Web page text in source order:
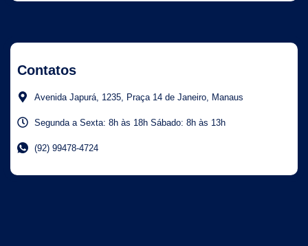
Contatos
Avenida Japurá, 1235, Praça 14 de Janeiro, Manaus
Segunda a Sexta: 8h às 18h Sábado: 8h às 13h
(92) 99478-4724